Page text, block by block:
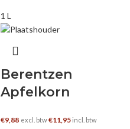
1 L
Berentzen
Apfelkorn
€9,88 excl. btw€11,95 incl. btw